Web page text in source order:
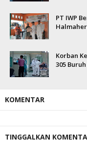
PT IWP
Korban
305 Buruh
KOMENTAR
TINGGALKAN